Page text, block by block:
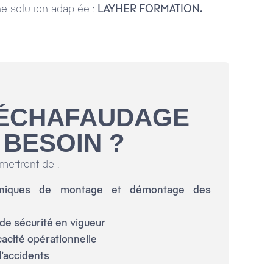
solution adaptée : LAYHER FORMATION.
?
de :
de montage et démontage des
sécurité en vigueur
opérationnelle